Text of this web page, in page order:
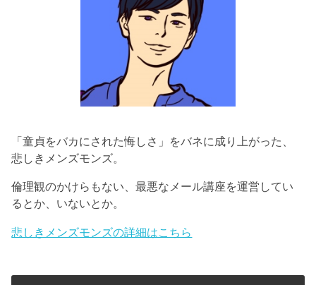
「童貞をバカにされた悔しさ」をバネに成り上がった、
悲しきメンズモンズ。
倫理観のかけらもない、最悪なメール講座を運営してい
るとか、いないとか。
悲しきメンズモンズの詳細はこちら